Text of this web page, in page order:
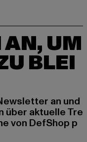
AN, UM
BLEI
an und
über aktuelle Tre
von DefShop p